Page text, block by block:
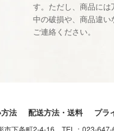
す。ただし、商品に
中の破損や、商品違
ご連絡ください。
法 配送方法・送料 プラ
市下条町2-4-16 TEL： 023-